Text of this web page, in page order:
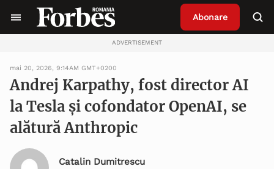
Abonare
ADVERTISEMENT
mai 20, 2026, 9:14AM GMT+0200
Andrej Karpathy, fost director AI
la Tesla și cofondator OpenAI, se
alătură Anthropic
Catalin Dumitrescu